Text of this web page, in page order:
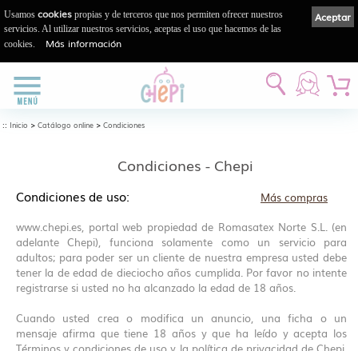
:: Inicio > Catálogo online > Condiciones
Condiciones - Chepi
Más compras
Condiciones de uso:
www.chepi.es, portal web propiedad de Romasatex Norte S.L. (en
adelante Chepi), funciona solamente como un servicio para
adultos; para poder ser un cliente de nuestra empresa usted debe
tener la de edad de dieciocho años cumplida. Por favor no intente
registrarse si usted no ha alcanzado la edad de 18 años.
Cuando usted crea o modifica un anuncio, una ficha o un
mensaje afirma que tiene 18 años y que ha leído y acepta los
Términos y condiciones de uso y la política de privacidad de Chepi,
Aceptar
Usamos cookies propias y de terceros que nos permiten ofrecer nuestros
servicios. Al utilizar nuestros servicios, aceptas el uso que hacemos de las
cookies.
Más información